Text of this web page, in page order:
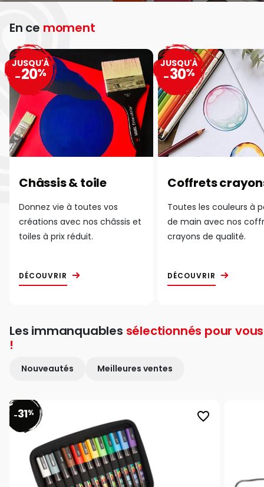
En ce moment
Châssis & toile
Donnez vie à toutes vos
créations avec nos châssis et
toiles à prix réduit.
DÉCOUVRIR
JUSQU'À
-20%
Coffrets
Toutes les couleurs à
de main avec nos
crayons de qualité.
DÉCOUVRIR
JUSQU'À
-30%
Les immanquables sélectionnés pour vous
!
Nouveautés Meilleures ventes
favorite_border
-31%